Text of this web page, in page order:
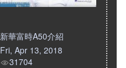
新華富時A50介紹
Fri, Apr 13, 2018
31704